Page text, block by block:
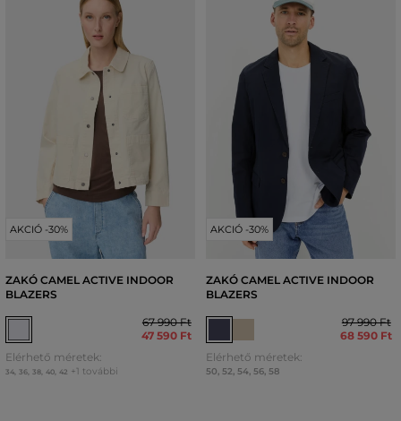
AKCIÓ -30%
ZAKÓ CAMEL ACTIVE INDOOR
BLAZERS
67 990 Ft
47 590 Ft
Elérhető méretek:
34, 36, 38, 40, 42 +1 további
AKCIÓ -30%
ZAKÓ CAMEL ACTIVE INDOOR
BLAZERS
97 990 Ft
68 590 Ft
Elérhető méretek:
50, 52, 54, 56, 58